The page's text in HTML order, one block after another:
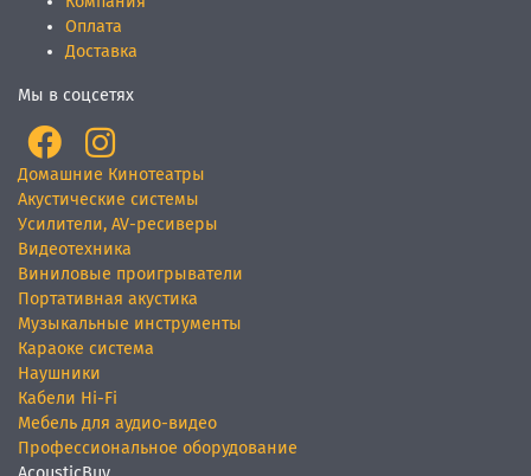
Оплата
Доставка
Мы в соцсетях
Домашние Кинотеатры
Акустические системы
Усилители, AV-ресиверы
Видеотехника
Виниловые проигрыватели
Портативная акустика
Музыкальные инструменты
Караоке система
Наушники
Кабели Hi-Fi
Мебель для аудио-видео
Профессиональное оборудование